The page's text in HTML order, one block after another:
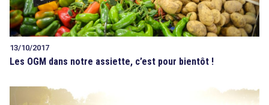
13/10/2017
Les OGM dans notre assiette, c’est pour bientôt !